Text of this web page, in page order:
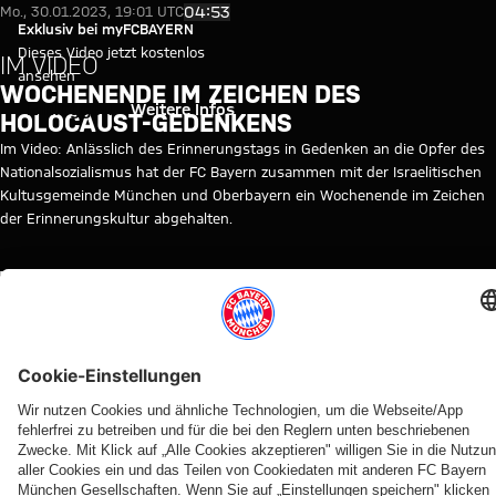
Video: Wochenende im
Video abspielen
Exklusiv bei myFCBAYERN
Dieses Video jetzt kostenlos
ansehen
Einloggen Weitere Infos
Mo., 30.01.2023, 19:01 UTC04:53
IM VIDEO
WOCHENENDE IM ZEICHEN DES
HOLOCAUST-GEDENKENS
Im Video: Anlässlich des Erinnerungstags in Gedenken an die Opfer des
Nationalsozialismus hat der FC Bayern zusammen mit der Israelitischen
Kultusgemeinde München und Oberbayern ein Wochenende im Zeichen
der Erinnerungskultur abgehalten.
THEMEN DIESES VIDEOS
WEITERE VIDEOS
BEHIND
THE
SCENES-
VIDEO
VIDEO
Jonas Urbig in
Hongkong im
Mediengespräch
IM VIDEO
Die
Interviews
zum Audi
Football
AUDI
FOOTBALL
SUMMIT
Die
Highlights
IM
VIDEO
Die PK
nach
dem
IM VIDEO
Tom
Bischof &
Aleks
Pavlović
VIDEO
Interview mit
FCB-
Verantwortlichen
nach Start der
RE-LIVE
Das
Abschlusstraining
vor dem Jeju-
Spiel